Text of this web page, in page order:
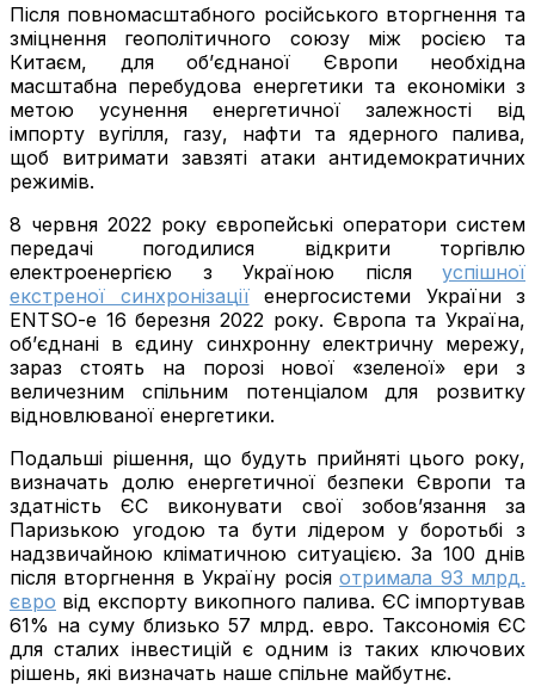
Після повномасштабного російського вторгнення та
зміцнення геополітичного союзу між росією та
Китаєм, для об’єднаної Європи необхідна
масштабна перебудова енергетики та економіки з
метою усунення енергетичної залежності від
імпорту вугілля, газу, нафти та ядерного палива,
щоб витримати завзяті атаки антидемократичних
режимів.
8 червня 2022 року європейські оператори систем
передачі погодилися відкрити торгівлю
електроенергією з Україною після успішної
екстреної синхронізаціїенергосистеми України з
ENTSO-e 16 березня 2022 року. Європа та Україна,
об’єднані в єдину синхронну електричну мережу,
зараз стоять на порозі нової «зеленої» ери з
величезним спільним потенціалом для розвитку
відновлюваної енергетики.
Подальші рішення, що будуть прийняті цього року,
визначать долю енергетичної безпеки Європи та
здатність ЄС виконувати свої зобов’язання за
Паризькою угодою та бути лідером у боротьбі з
надзвичайною кліматичною ситуацією. За 100 днів
після вторгнення в Україну росіяотримала 93 млрд.
євро від експорту викопного палива. ЄС імпортував
61% на суму близько 57 млрд. евро. Таксономія ЄС
для сталих інвестицій є одним із таких ключових
рішень, які визначать наше спільне майбутнє.